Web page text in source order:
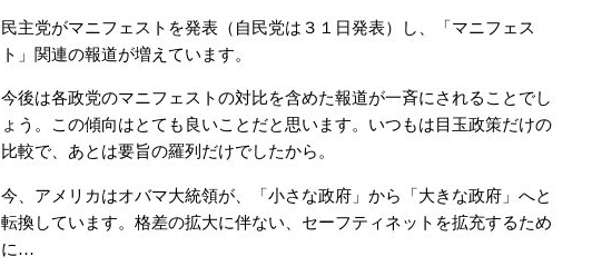
民主党がマニフェストを発表（自民党は３１日発表）し、「マニフェス
ト」関連の報道が増えています。
今後は各政党のマニフェストの対比を含めた報道が一斉にされることでし
ょう。この傾向はとても良いことだと思います。いつもは目玉政策だけの
比較で、あとは要旨の羅列だけでしたから。
今、アメリカはオバマ大統領が、「小さな政府」から「大きな政府」へと
転換しています。格差の拡大に伴ない、セーフティネットを拡充するため
に…